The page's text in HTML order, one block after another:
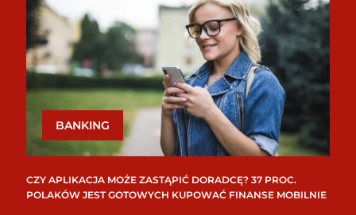
BANKING
CZY APLIKACJA MOŻE ZASTĄPIĆ DORADCĘ? 37 PROC.
POLAKÓW JEST GOTOWYCH KUPOWAĆ FINANSE MOBILNIE